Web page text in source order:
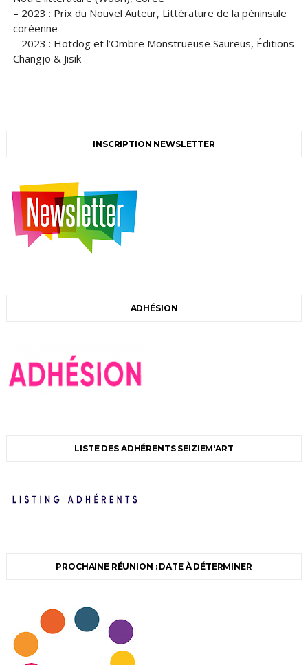
– 2023 : Prix du Nouvel Auteur, Littérature de la péninsule
coréenne
– 2023 : Hotdog et l’Ombre Monstrueuse Saureus, Éditions
Changjo & Jisik
INSCRIPTION NEWSLETTER
ADHÉSION
LISTE DES ADHÉRENTS SEIZIEM'ART
PROCHAINE RÉUNION : DATE À DÉTERMINER